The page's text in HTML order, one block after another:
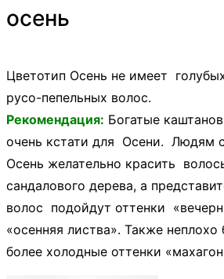
осень
Цветотип Осень не имеет
русо-пепельных волос.
Рекомендация: Богатые
очень кстати для Осени. Людям
Осень желательно красить
сандалового дерева, а
волос подойдут оттенки
«осенняя листва». Также неплохо
более холодные оттенки